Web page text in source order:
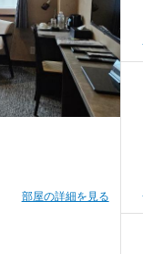
部屋の詳細を見る